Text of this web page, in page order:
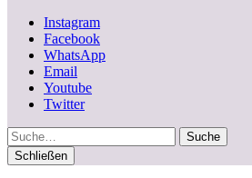
Instagram
Facebook
WhatsApp
Email
Youtube
Twitter
Suche
Schließen